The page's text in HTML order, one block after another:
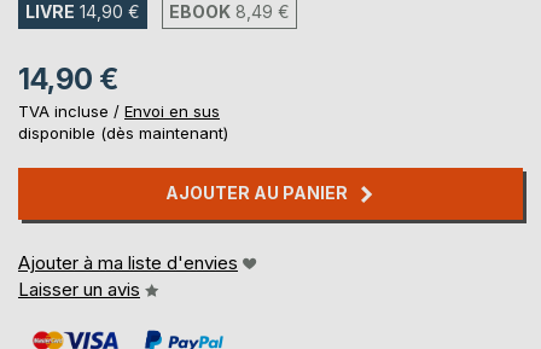
LIVRE 14,90 € EBOOK 8,49 €
14,90 €
TVA incluse / Envoi en sus
disponible (dès maintenant)
AJOUTER AU PANIER
Ajouter à ma liste d'envies
Laisser un avis